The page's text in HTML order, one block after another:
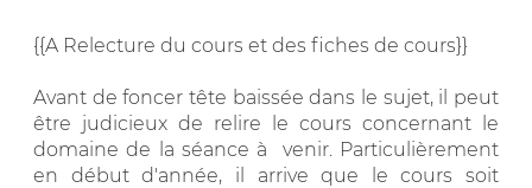
{{A Relecture du cours et des fiches de cours}}
Avant de foncer tête baissée dans le sujet, il peut
être judicieux de relire le cours concernant le
domaine de la séance à venir. Particulièrement
en début d'année, il arrive que le cours soit